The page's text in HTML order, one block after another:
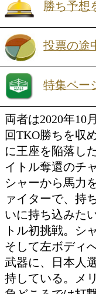
勝ち
投票
特集
両者は2020
回TKO勝ちを
に王座を陥落